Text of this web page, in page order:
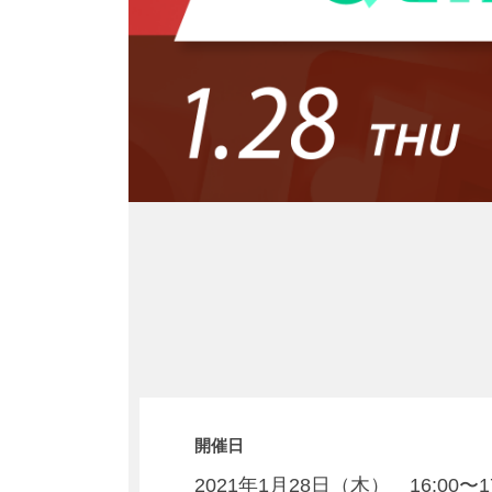
開催日
2021年1月28日（木） 16:00〜